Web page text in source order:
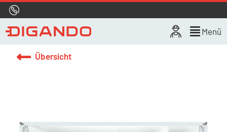
Menü
Übersicht